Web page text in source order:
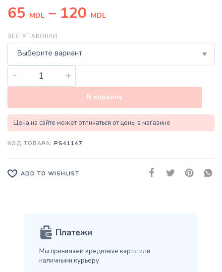
65 MDL – 120 MDL
ВЕС УПАКОВКИ
Выберите вариант
- +
В корзину
Цена на сайте может отличаться от цены в магазине
КОД ТОВАРА: PS41147
ADD TO WISHLIST
Платежи
Мы принимаем кредитные карты или
наличными курьеру